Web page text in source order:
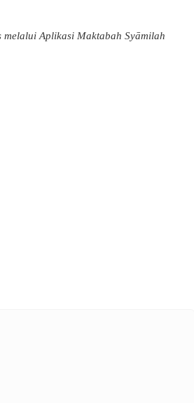
melalui Aplikasi Maktabah Syāmilah